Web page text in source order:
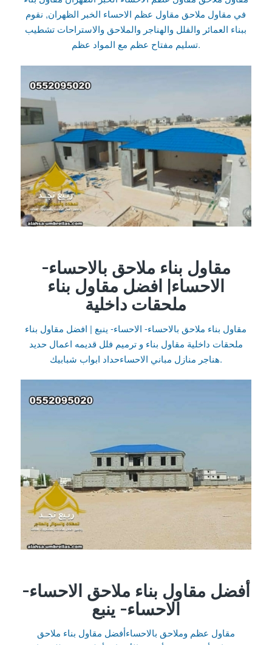
في مقاول ملاحق مقاول عظم الاحساء الخبر الظهران, نقوم
ببناء العمائر والفلل والهناجر والملاحق والاستراحات تشطيب
تسليم مفتاح عظم مع المواد عظم.
مقاول بناء ملاحق بالاحساء-
الاحساء| افضل مقاول بناء
ملحقات داخلية
مقاول بناء ملاحق بالاحساء- الاحساء- ينبع | افضل مقاول بناء
ملحقات داخلية مقاول بناء و ترميم فلل قديمه اعمال حديد
هناجر منازل مباني الاحساءحداد ابواب شبابيك.
أفضل مقاول بناء ملاحق الاحساء-
الاحساء- ينبع
مقاول عظم وملاحق بالاحساءأفضل مقاول بناء ملاحق